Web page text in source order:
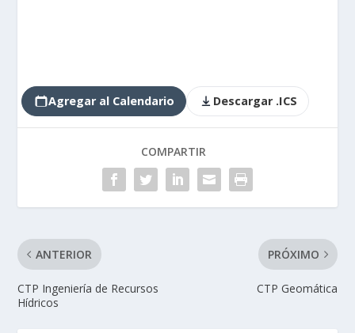
Agregar al Calendario Descargar .ICS
COMPARTIR
ANTERIOR
CTP Ingeniería de Recursos
Hídricos
PRÓXIMO
CTP Geomática